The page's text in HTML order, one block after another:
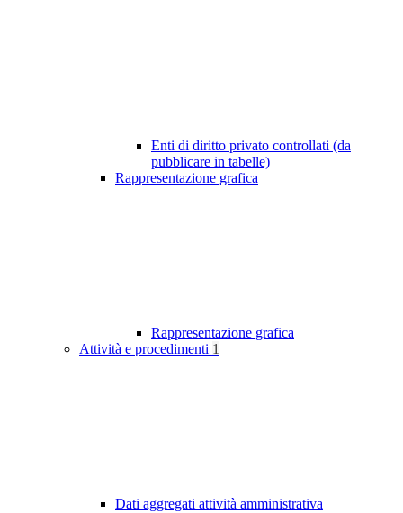
Enti di diritto privato controllati (da
pubblicare in tabelle)
Rappresentazione grafica
Rappresentazione grafica
Attività e procedimenti 1
Dati aggregati attività amministrativa